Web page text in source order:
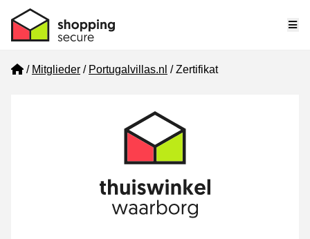
Home
Mitglieder Portugalvillas.nl Zertifikat